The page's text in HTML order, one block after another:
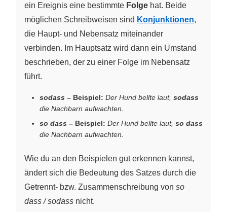
ein Ereignis eine bestimmte Folge hat. Beide
möglichen Schreibweisen sind Konjunktionen,
die Haupt- und Nebensatz miteinander
verbinden. Im Hauptsatz wird dann ein Umstand
beschrieben, der zu einer Folge im Nebensatz
führt.
sodass – Beispiel: Der Hund bellte laut, sodass
die Nachbarn aufwachten.
so dass – Beispiel: Der Hund bellte laut, so dass
die Nachbarn aufwachten.
Wie du an den Beispielen gut erkennen kannst,
ändert sich die Bedeutung des Satzes durch die
Getrennt- bzw. Zusammenschreibung von so
dass / sodass nicht.